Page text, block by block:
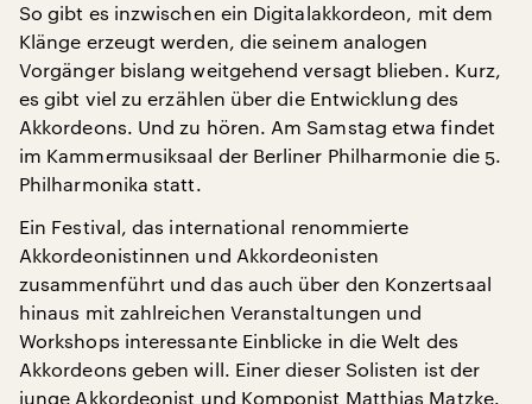
So gibt es inzwischen ein Digitalakkordeon, mit dem
Klänge erzeugt werden, die seinem analogen
Vorgänger bislang weitgehend versagt blieben. Kurz,
es gibt viel zu erzählen über die Entwicklung des
Akkordeons. Und zu hören. Am Samstag etwa findet
im Kammermusiksaal der Berliner Philharmonie die 5.
Philharmonika statt.
Ein Festival, das international renommierte
Akkordeonistinnen und Akkordeonisten
zusammenführt und das auch über den Konzertsaal
hinaus mit zahlreichen Veranstaltungen und
Workshops interessante Einblicke in die Welt des
Akkordeons geben will. Einer dieser Solisten ist der
junge Akkordeonist und Komponist Matthias Matzke.